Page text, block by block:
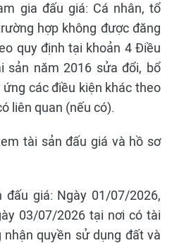
gia đấu giá: Cá nhân, tổ
hợp không được đăng
quy định tại khoản 4 Điều
sản năm 2016 sửa đổi, bổ
các điều kiện khác theo
liên quan (nếu có).
tài sản đấu giá và hồ sơ
giá: Ngày 01/07/2026,
03/07/2026 tại nơi có tài
quyền sử dụng đất và